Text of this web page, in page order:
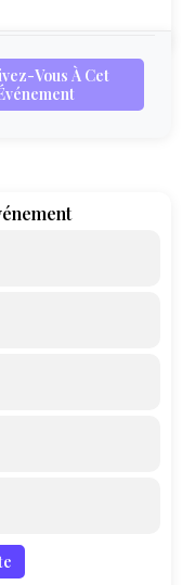
Vous À Cet